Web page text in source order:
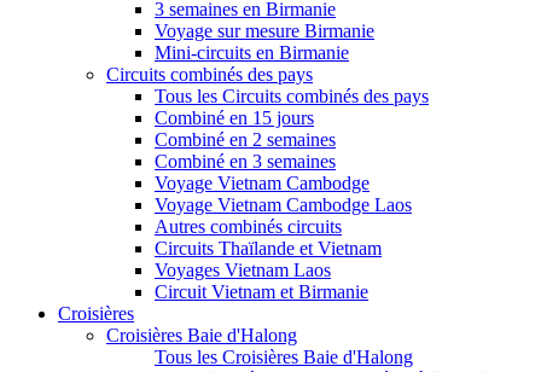
3 semaines en Birmanie
Voyage sur mesure Birmanie
Mini-circuits en Birmanie
Circuits combinés des pays
Tous les Circuits combinés des pays
Combiné en 15 jours
Combiné en 2 semaines
Combiné en 3 semaines
Voyage Vietnam Cambodge
Voyage Vietnam Cambodge Laos
Autres combinés circuits
Circuits Thaïlande et Vietnam
Voyages Vietnam Laos
Circuit Vietnam et Birmanie
Croisières
Croisières Baie d'Halong
Tous les Croisières Baie d'Halong